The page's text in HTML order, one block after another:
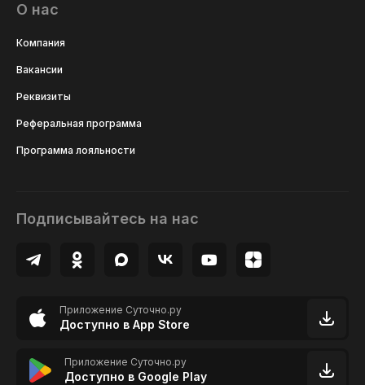
О нас
Компания
Вакансии
Реквизиты
Реферальная программа
Программа лояльности
Подписывайтесь на нас
Приложение Суточно.ру
Доступно в App Store
Приложение Суточно.ру
Доступно в Google Play